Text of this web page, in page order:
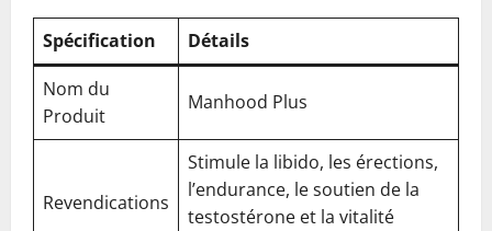
Spécification
Détails
Nom du
Produit
Manhood Plus
Revendications
Stimule la libido, les érections,
l’endurance, le soutien de la
testostérone et la vitalité